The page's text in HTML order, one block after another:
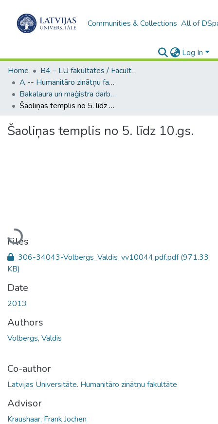
Communities & Collections All of
Log In
Home
B4 – LU fakultātes / Faculties of the UL
A -- Humanitāro zinātņu fakultāte / Faculty of Humanities
Bakalaura un maģistra darbi (HZF) / Bachelor's and Master's theses
Šaoliņas templis no 5. līdz 10.gs.
Šaoliņas templis no 5. līdz 10.gs.
Loading...
Files
306-34043-Volbergs_Valdis_vv10044.pdf.pdf(971.33
KB)
Date
2013
Authors
Volbergs, Valdis
Co-author
Latvijas Universitāte. Humanitāro zinātņu fakultāte
Advisor
Kraushaar, Frank Jochen